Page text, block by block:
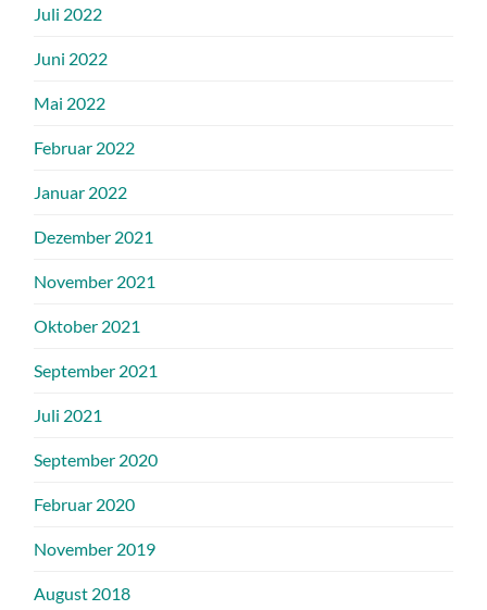
Juli 2022
Juni 2022
Mai 2022
Februar 2022
Januar 2022
Dezember 2021
November 2021
Oktober 2021
September 2021
Juli 2021
September 2020
Februar 2020
November 2019
August 2018